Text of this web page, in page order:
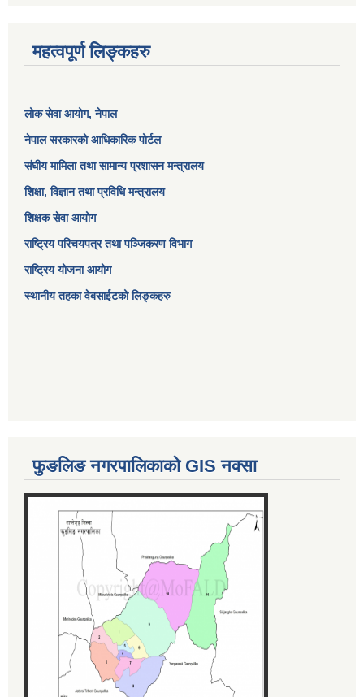
महत्वपूर्ण लिङ्कहरु
लोक सेवा आयोग, नेपाल
नेपाल सरकारको आधिकारिक पोर्टल
संघीय मामिला तथा सामान्य प्रशासन मन्त्रालय
शिक्षा, विज्ञान तथा प्रविधि मन्त्रालय
शिक्षक सेवा आयोग
राष्ट्रिय परिचयपत्र तथा पञ्जिकरण विभाग
राष्ट्रिय योजना आयोग
स्थानीय तहका वेबसाईटको लिङ्कहरु
फुङलिङ नगरपालिकाको GIS नक्सा